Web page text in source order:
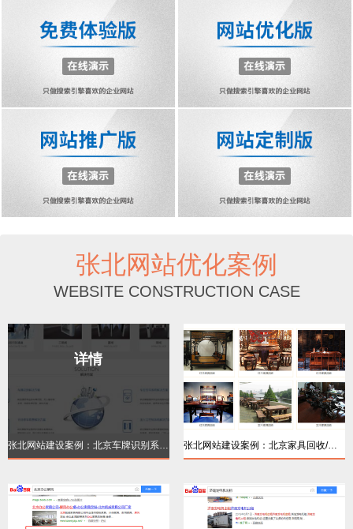
张北网站优化案例
WEBSITE CONSTRUCTION CASE
详情
张北网站建设案例：北京车牌识别系统【品牌
详情
张北网站建设案例：北京家具回收/红木家居回
详情 详情